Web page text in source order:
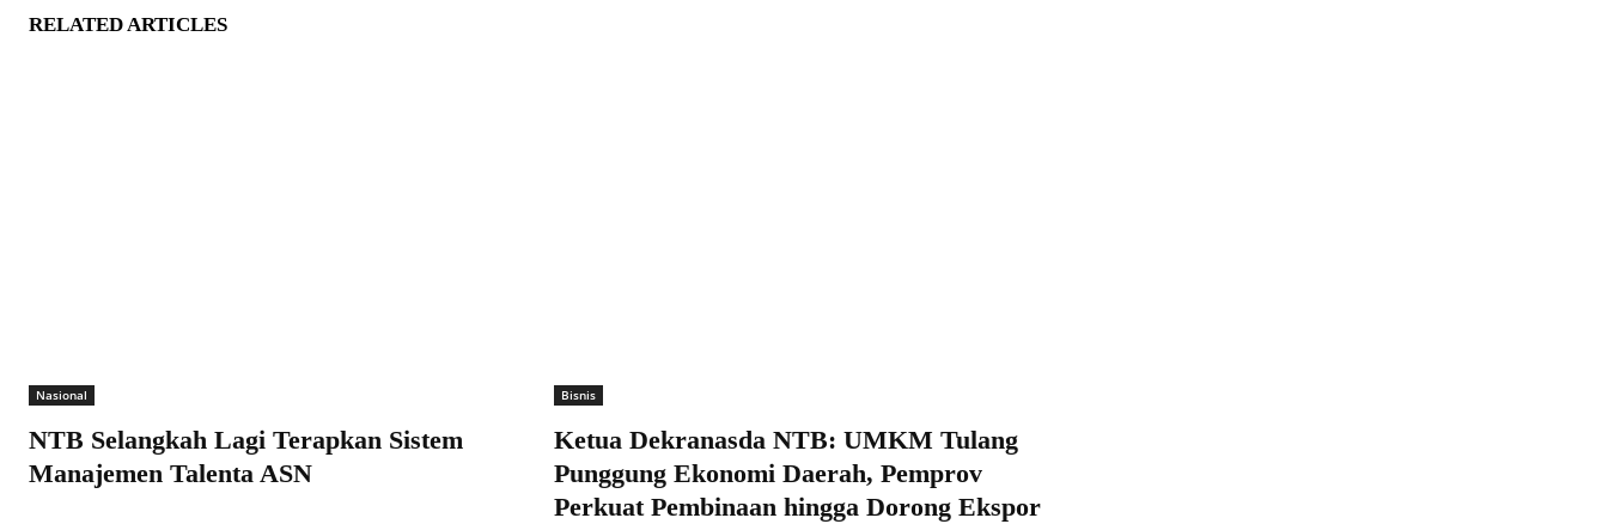
RELATED ARTICLES
Nasional
NTB Selangkah Lagi Terapkan Sistem
Manajemen Talenta ASN
Bisnis
Ketua Dekranasda NTB: UMKM Tulang
Punggung Ekonomi Daerah, Pemprov
Perkuat Pembinaan hingga Dorong Ekspor